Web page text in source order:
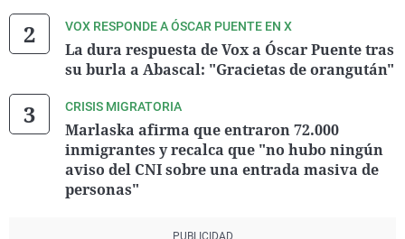
VOX RESPONDE A ÓSCAR PUENTE EN X
La dura respuesta de Vox a Óscar Puente tras
su burla a Abascal: "Gracietas de orangután"
CRISIS MIGRATORIA
Marlaska afirma que entraron 72.000
inmigrantes y recalca que "no hubo ningún
aviso del CNI sobre una entrada masiva de
personas"